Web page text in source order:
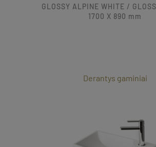
GLOSSY ALPINE WHITE /
1700 X 890 mm
Derantys gaminiai